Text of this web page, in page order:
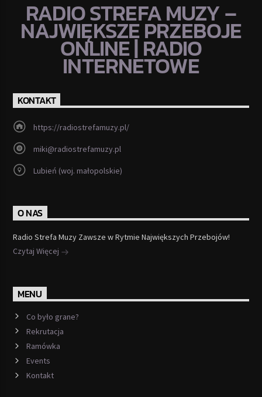
RADIO STREFA MUZY –
NAJWIĘKSZE PRZEBOJE
ONLINE | RADIO
INTERNETOWE
KONTAKT
https://radiostrefamuzy.pl/
miki@radiostrefamuzy.pl
Lubień (woj. małopolskie)
O NAS
Radio Strefa Muzy Zawsze w Rytmie Największych Przebojów!
Czytaj Więcej
MENU
Co było grane?
Rekrutacja
Ramówka
Events
Kontakt